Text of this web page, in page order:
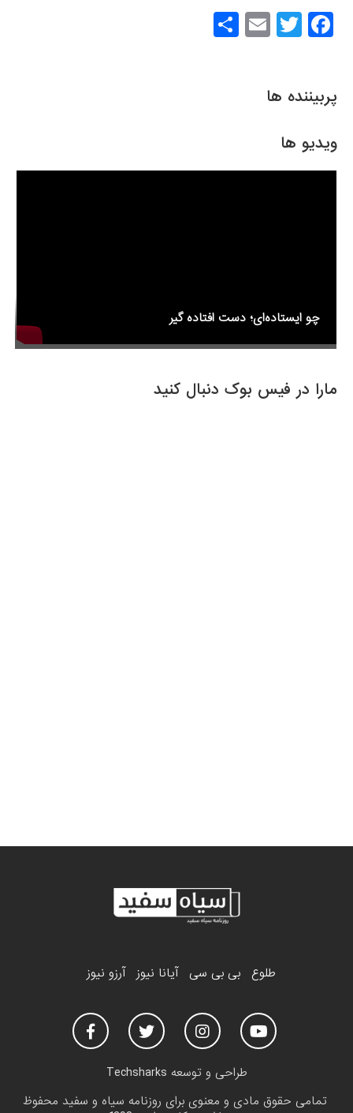
پربیننده ها
ویدیو ها
چو ایستاده‌ای؛ دست افتاده گیر
مارا در فیس بوک دنبال کنید
F
a
e
o
o
T
wi
er
E
m
طلوع بی بی سی آیانا نیوز آرزو نیوز
طراحی و توسعه Techsharks
تمامی حقوق مادی و معنوی برای روزنامه سیاه و سفید محفوظ